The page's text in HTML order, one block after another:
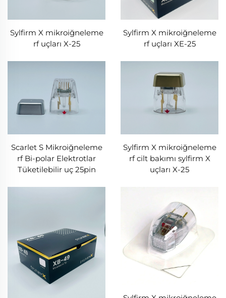
Sylfirm X mikroiğneleme
rf uçları X-25
Sylfirm X mikroiğneleme
rf uçları XE-25
Scarlet S Mikroiğneleme
rf Bi-polar Elektrotlar
Tüketilebilir uç 25pin
Sylfirm X mikroiğneleme
rf cilt bakımı sylfirm X
uçları X-25